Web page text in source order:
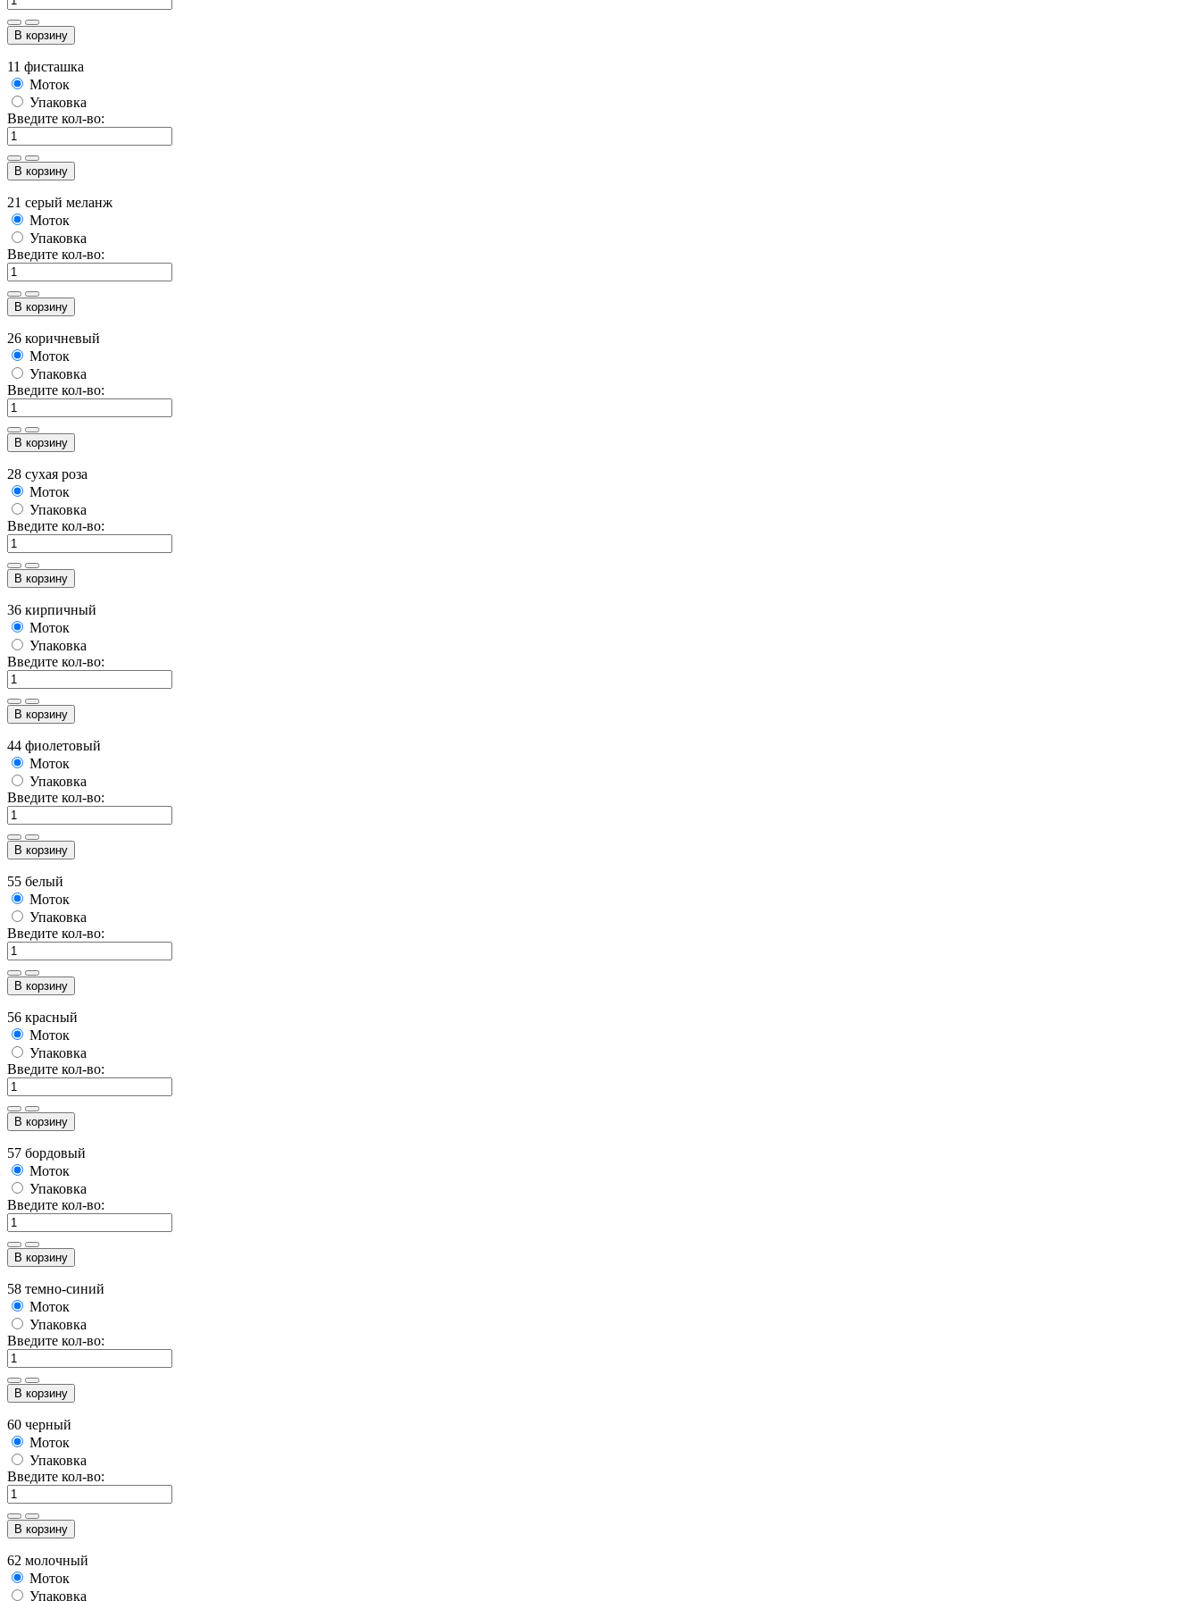
В корзину
11 фисташка
Моток
Упаковка
Введите кол-во:
В корзину
21 серый меланж
Моток
Упаковка
Введите кол-во:
В корзину
26 коричневый
Моток
Упаковка
Введите кол-во:
В корзину
28 сухая роза
Моток
Упаковка
Введите кол-во:
В корзину
36 кирпичный
Моток
Упаковка
Введите кол-во:
В корзину
44 фиолетовый
Моток
Упаковка
Введите кол-во:
В корзину
55 белый
Моток
Упаковка
Введите кол-во:
В корзину
56 красный
Моток
Упаковка
Введите кол-во:
В корзину
57 бордовый
Моток
Упаковка
Введите кол-во:
В корзину
58 темно-синий
Моток
Упаковка
Введите кол-во:
В корзину
60 черный
Моток
Упаковка
Введите кол-во:
В корзину
62 молочный
Моток
Упаковка